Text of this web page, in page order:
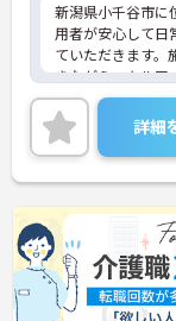
新潟県小千谷市に
用者が安心して日
ていただきます。
きながらスキルア
日は120日あり、
たい方にもおすす
接対策ポイントな
すのでお気軽にご
詳細